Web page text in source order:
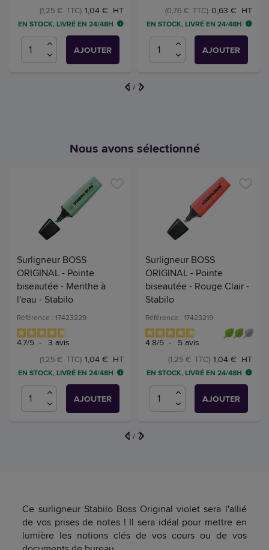
1,04 € HT
(1,25 € TTC)
EN STOCK, LIVRÉ EN 24/48H
AJOUTER
0,63 € HT
(0,76 € TTC)
EN STOCK, LIVRÉ EN 24/48H
AJOUTER
1 / 7
Nous avons sélectionné
Surligneur BOSS
ORIGINAL - Pointe
biseautée - Menthe à
l'eau - Stabilo
Référence : 17423229
4.7/5 - 3 avis
1,04 € HT
(1,25 € TTC)
EN STOCK, LIVRÉ EN 24/48H
AJOUTER
Surligneur BOSS
ORIGINAL - Pointe
biseautée - Rouge Clair -
Stabilo
Référence : 17423219
4.8/5 - 5 avis
1,04 € HT
(1,25 € TTC)
EN STOCK, LIVRÉ EN 24/48H
AJOUTER
1 / 7
Ce surligneur Stabilo Boss Original violet sera l'allié
de vos prises de notes ! Il sera idéal pour mettre en
lumière les notions clés de vos cours ou de vos